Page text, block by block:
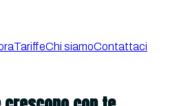
TariffeChi siamoContattaci